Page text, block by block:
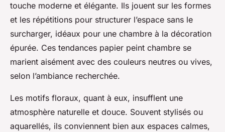
touche moderne et élégante. Ils jouent sur les formes
et les répétitions pour structurer l’espace sans le
surcharger, idéaux pour une chambre à la décoration
épurée. Ces tendances papier peint chambre se
marient aisément avec des couleurs neutres ou vives,
selon l’ambiance recherchée.
Les motifs floraux, quant à eux, insufflent une
atmosphère naturelle et douce. Souvent stylisés ou
aquarellés, ils conviennent bien aux espaces calmes,